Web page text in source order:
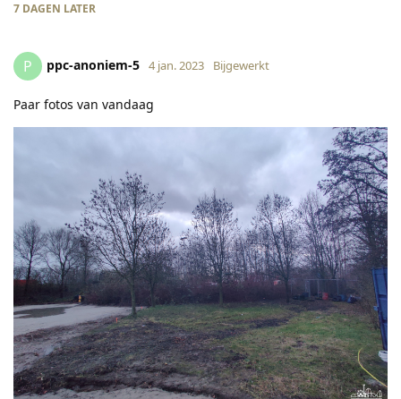
7 DAGEN LATER
P ppc-anoniem-5 4 jan. 2023 Bijgewerkt
Paar fotos van vandaag